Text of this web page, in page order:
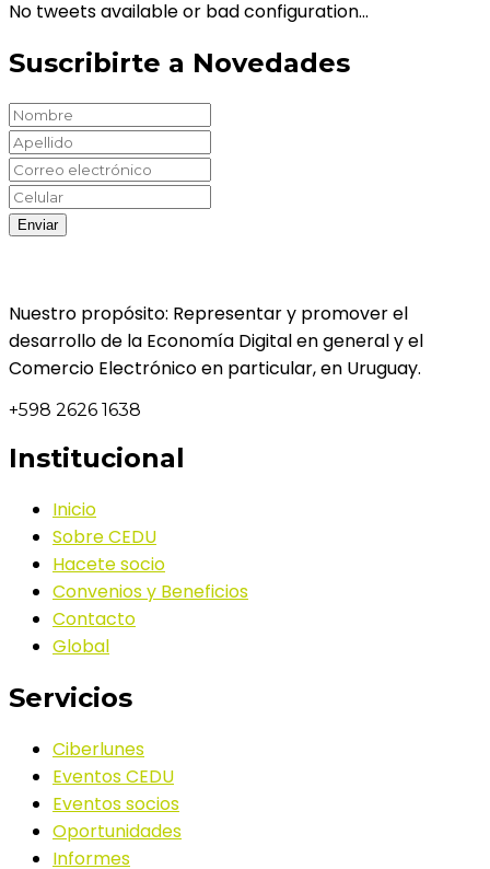
No tweets available or bad configuration...
Suscribirte a Novedades
Nuestro propósito: Representar y promover el
desarrollo de la Economía Digital en general y el
Comercio Electrónico en particular, en Uruguay.
+598 2626 1638
Institucional
Inicio
Sobre CEDU
Hacete socio
Convenios y Beneficios
Contacto
Global
Servicios
Ciberlunes
Eventos CEDU
Eventos socios
Oportunidades
Informes